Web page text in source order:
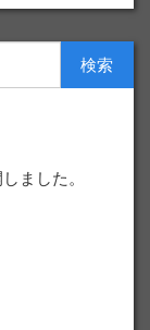
検索
ました。